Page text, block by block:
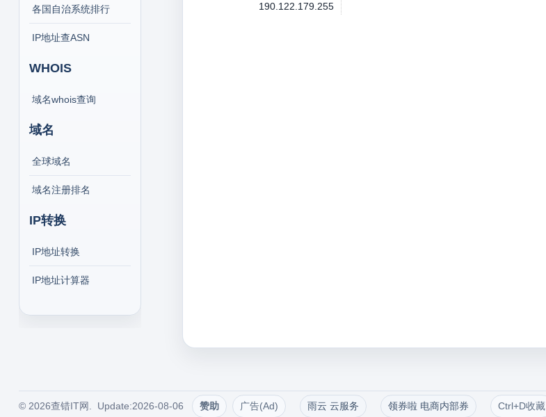
各国自治系统排行
IP地址查ASN
WHOIS
域名whois查询
域名
全球域名
域名注册排名
IP转换
IP地址转换
IP地址计算器
190.122.179.255
© 2026查错IT网. Update:2026-08-06 赞助 广告(Ad) 雨云 云服务 领券啦 电商内部券 Ctrl+D收藏